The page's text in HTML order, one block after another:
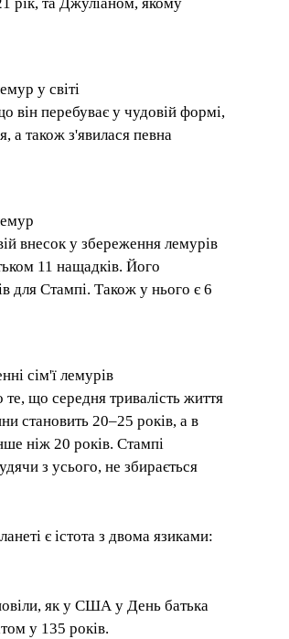
рік, та Джуліаном, якому
у світі
він перебуває у чудовій формі,
а також з'явилася певна
внесок у збереження лемурів
11 нащадків. Його
для Стампі. Також у нього є 6
сім'ї лемурів
що середня тривалість життя
становить 20–25 років, а в
ніж 20 років. Стампі
з усього, не збирається
є істота з двома язиками:
як у США у День батька
у 135 років.